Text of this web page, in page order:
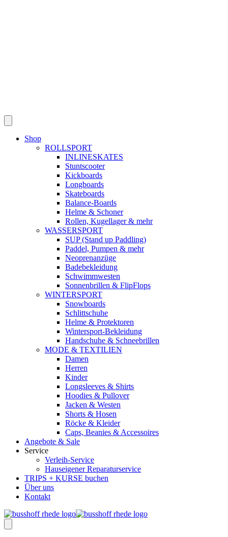
Shop
ROLLSPORT
INLINESKATES
Stuntscooter
Kickboards
Longboards
Skateboards
Balance-Boards
Helme & Schoner
Rollen, Kugellager & mehr
WASSERSPORT
SUP (Stand up Paddling)
Paddel, Pumpen & mehr
Neoprenanzüge
Badebekleidung
Schwimmwesten
Sonnenbrillen & FlipFlops
WINTERSPORT
Snowboards
Schlittschuhe
Helme & Protektoren
Wintersport-Bekleidung
Handschuhe & Schneebrillen
MODE & TEXTILIEN
Damen
Herren
Kinder
Longsleeves & Shirts
Hoodies & Pullover
Jacken & Westen
Shorts & Hosen
Röcke & Kleider
Caps, Beanies & Accessoires
Angebote & Sale
Service
Verleih-Service
Hauseigener Reparaturservice
TRIPS + KURSE buchen
Über uns
Kontakt